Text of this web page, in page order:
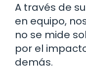
A través de
en equipo,
no se mide
por el
demás.